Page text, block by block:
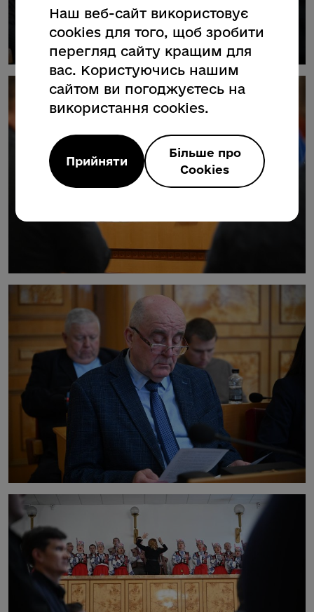
Наш веб-сайт використовує
cookies для того, щоб зробити
перегляд сайту кращим для
вас. Користуючись нашим
сайтом ви погоджуєтесь на
використання cookies.
Прийняти
Більше про
Cookies